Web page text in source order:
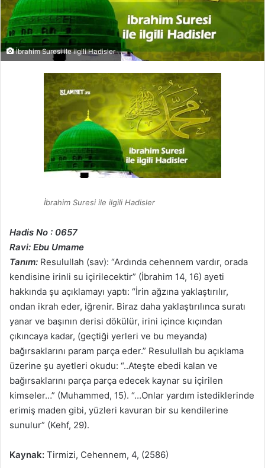
İbrahim Suresi ile ilgili Hadisler
İbrahim Suresi ile ilgili Hadisler
Hadis No : 0657
Ravi: Ebu Umame
Tanım: Resulullah (sav): “Ardında cehennem vardır, orada
kendisine irinli su içirilecektir” (İbrahim 14, 16) ayeti
hakkında şu açıklamayı yaptı: “İrin ağzına yaklaştırılır,
ondan ikrah eder, iğrenir. Biraz daha yaklaştırılınca suratı
yanar ve başının derisi dökülür, irini içince kıçından
çıkıncaya kadar, (geçtiği yerleri ve bu meyanda)
bağırsaklarını param parça eder.” Resulullah bu açıklama
üzerine şu ayetleri okudu: “..Ateşte ebedi kalan ve
bağırsaklarını parça parça edecek kaynar su içirilen
kimseler…” (Muhammed, 15). “…Onlar yardım istediklerinde
erimiş maden gibi, yüzleri kavuran bir su kendilerine
sunulur” (Kehf, 29).
Kaynak: Tirmizi, Cehennem, 4, (2586)